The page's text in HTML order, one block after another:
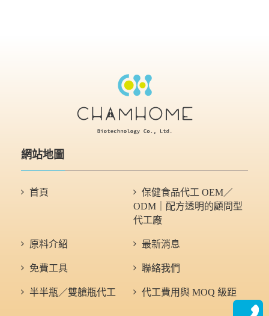
網站地圖
首頁
保健食品代工 OEM／
ODM｜配方透明的顧問型
代工廠
原料介紹 最新消息
免費工具 聯絡我們
半半瓶／雙艙瓶代工 代工費用與 MOQ 級距